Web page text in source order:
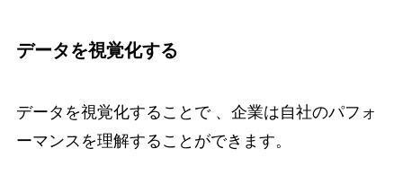
データを視覚化する
データを視覚化することで 、企業は自社のパフォ
ーマンスを理解することができます。